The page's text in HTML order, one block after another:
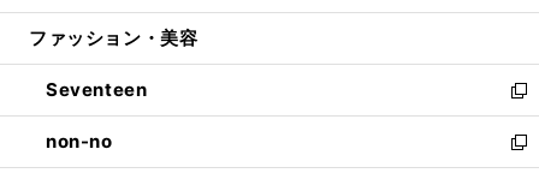
開
ウ
開
く
ン
ウ
で
開
く
ウ
ン
ド
ウ
で
開
ファッション・美容
Seventeen
新
し
い
ウ
non-no
新
し